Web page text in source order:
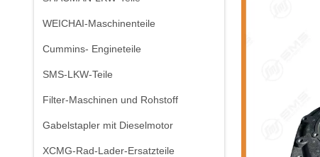
WEICHAI-Maschinenteile
Cummins- Engineteile
SMS-LKW-Teile
Filter-Maschinen und Rohstoff
Gabelstapler mit Dieselmotor
XCMG-Rad-Lader-Ersatzteile